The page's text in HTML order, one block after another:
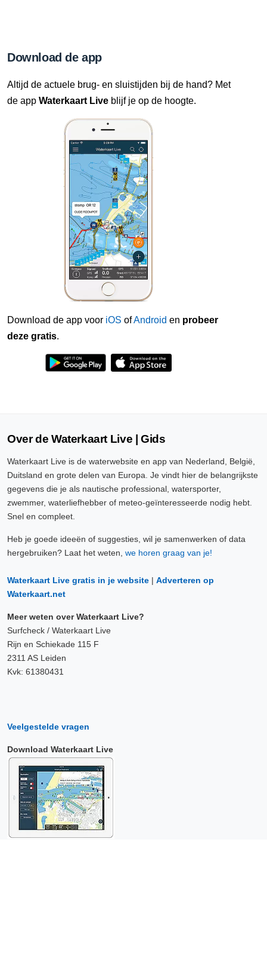
Download de app
Altijd de actuele brug- en sluistijden bij de hand? Met
de app Waterkaart Live blijf je op de hoogte.
Download de app voor iOS ofAndroid en probeer
deze gratis.
Over de Waterkaart Live | Gids
Waterkaart Live is de waterwebsite en app van Nederland, België,
Duitsland en grote delen van Europa. Je vindt hier de belangrijkste
gegevens die je als nautische professional, watersporter,
zwemmer, waterliefhebber of meteo-geïnteresseerde nodig hebt.
Snel en compleet.
Heb je goede ideeën of suggesties, wil je samenwerken of data
hergebruiken? Laat het weten, we horen graag van je!
Waterkaart Live gratis in je website | Adverteren op
Waterkaart.net
Meer weten over Waterkaart Live?
Surfcheck / Waterkaart Live
Rijn en Schiekade 115 F
2311 AS Leiden
Kvk: 61380431
Veelgestelde vragen
Download Waterkaart Live